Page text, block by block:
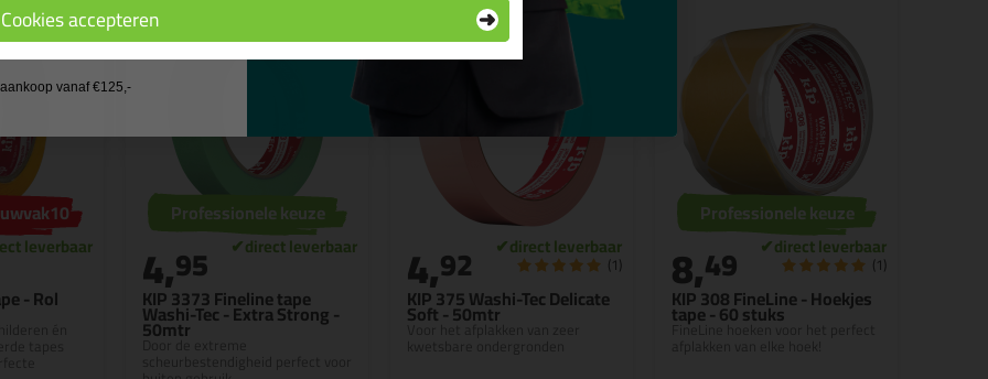
- Rol
én
KIP 3373 Fineline tape
Washi-Tec - Extra Strong -
50mtr
Door de extreme
Professionele keuze
4,95
KIP 375 Washi-Tec Delicate
Soft - 50mtr
Voor het afplakken van zeer
4,92 (1)
KIP 308 FineLine - Hoekjes
tape - 60 stuks
FineLine hoeken voor het perfect
Professionele keuze
8,49 (1)
Cookies accepteren
geen cadeau
vanaf €125,-